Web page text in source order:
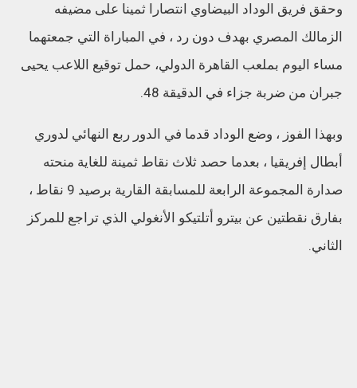
وحقق فريق الوداد البيضاوي انتصارا ثمينا على مضيفه
الزمالك المصري بهدف دون رد ، في المباراة التي جمعتهما
مساء اليوم بملعب القاهرة الدولي، حمل توقيع اللاعب يحيى
جبران من ضربة جزاء في الدقيقة 48.
وبهذا الفوز ، وضع الوداد قدما في الدور ربع النهائي لدوري
أبطال إفريقيا ، بعدما حصد ثلاث نقاط ثمينة للغاية منحته
صدارة المجموعة الرابعة للمسابقة القارية برصيد 9 نقاط ،
بفارق نقطتين عن بيترو أتلتيكو الأنغولي الذي تراجع للمركز
الثاني.